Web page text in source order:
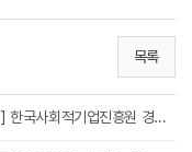
목록
[한국사회적기업진흥원] [긴급 안내] 한국사회적기업진흥원 경영지원팀 팀장을 사칭한 '불법 ...